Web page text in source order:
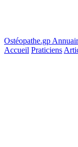
Ostéopathe.gp
Accueil Praticiens